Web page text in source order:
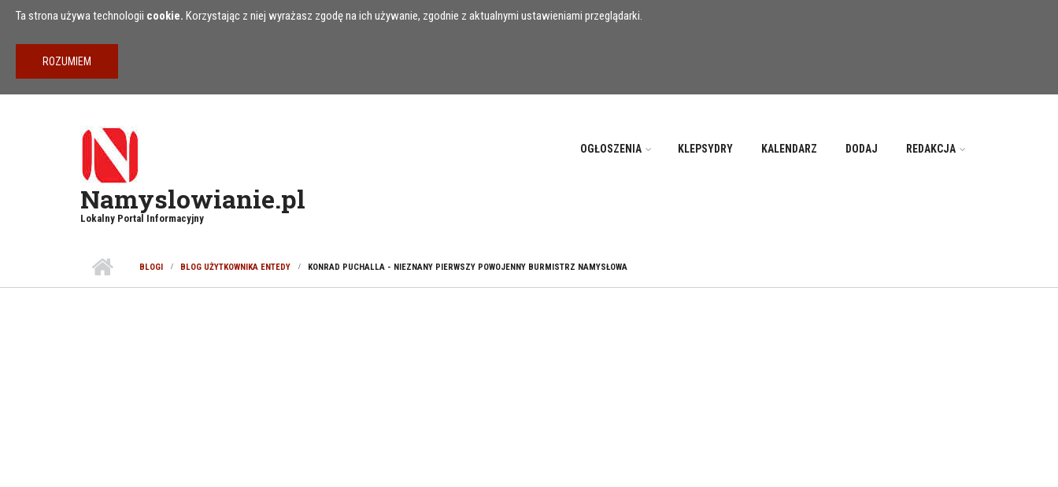
Przejdź do treści
Ta strona używa technologii cookie. Korzystając z niej wyrażasz zgodę na ich używanie, zgodnie z aktualnymi ustawieniami przeglądarki.
Namyslowianie.pl
Lokalny Portal Informacyjny
OGŁOSZENIA KLEPSYDRY KALENDARZ DODAJ REDAKCJA
BLOGI BLOG UŻYTKOWNIKA ENTEDY KONRAD PUCHALLA - NIEZNANY PIERWSZY POWOJENNY BURMISTRZ NAMYSŁOWA